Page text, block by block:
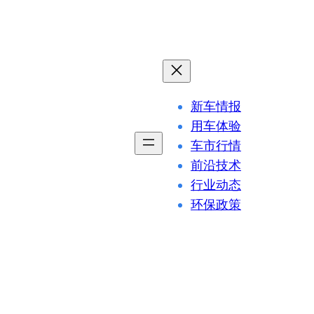
新车情报
用车体验
车市行情
前沿技术
行业动态
环保政策